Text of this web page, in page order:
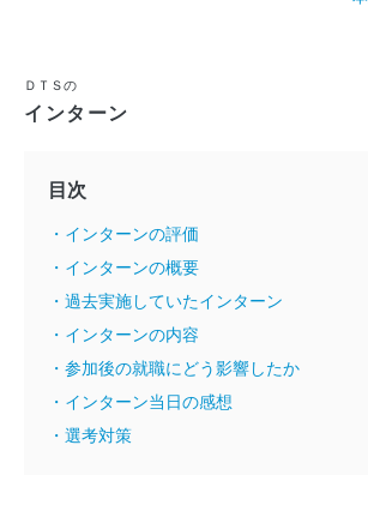
ＤＴＳの
インターン
目次
・インターンの評価
・インターンの概要
・過去実施していたインターン
・インターンの内容
・参加後の就職にどう影響したか
・インターン当日の感想
・選考対策